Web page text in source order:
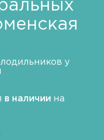
у
в наличии на